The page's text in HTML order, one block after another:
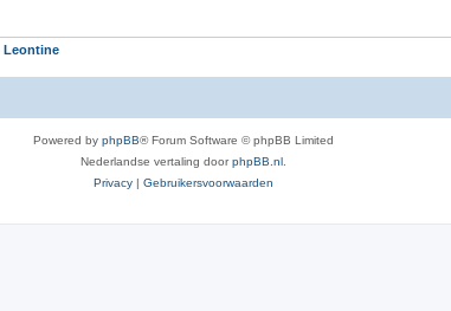
Leontine
Powered by phpBB® Forum Software © phpBB Limited
Nederlandse vertaling doorphpBB.nl
Privacy | Gebruikersvoorwaarden